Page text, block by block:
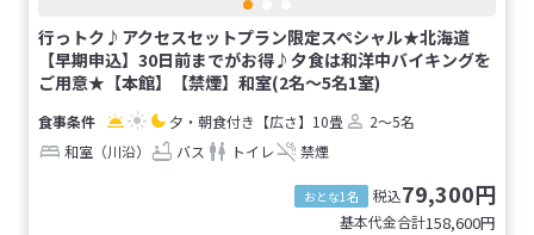
行っトク♪アクセスセットプラン限定スペシャル★北海道
【早期申込】30日前までがお得♪夕食は和洋中バイキングを
ご用意★【本館】【禁煙】和室(2名～5名1室)
夕・朝食付き 【広さ】10畳
2～5名
和室（川沿）
バス トイレ 禁煙
おとな1名 税込79,300円
基本代金合計158,600円